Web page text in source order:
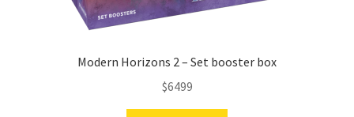
Modern Horizons 2 – Set booster box
$6499